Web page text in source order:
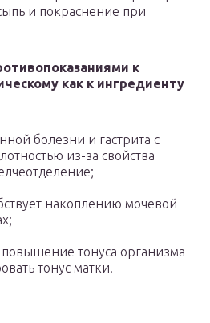
и покраснение при
к
как к ингредиенту
болезни и гастрита с
из-за свойства
накоплению мочевой
тонуса организма
тонус матки.